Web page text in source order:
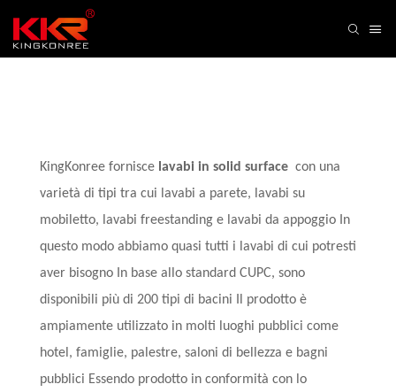
KingKonree fornisce lavabi in solid surface con una
varietà di tipi tra cui lavabi a parete, lavabi su
mobiletto, lavabi freestanding e lavabi da appoggio In
questo modo abbiamo quasi tutti i lavabi di cui potresti
aver bisogno In base allo standard CUPC, sono
disponibili più di 200 tipi di bacini Il prodotto è
ampiamente utilizzato in molti luoghi pubblici come
hotel, famiglie, palestre, saloni di bellezza e bagni
pubblici Essendo prodotto in conformità con lo